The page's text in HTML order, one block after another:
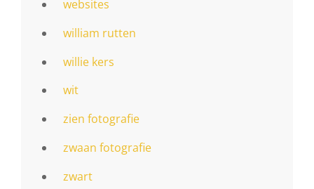
websites
william rutten
willie kers
wit
zien fotografie
zwaan fotografie
zwart